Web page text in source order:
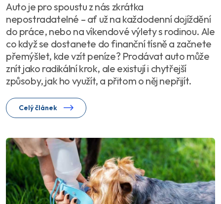
Auto je pro spoustu z nás zkrátka
nepostradatelné – ať už na každodenní dojíždění
do práce, nebo na víkendové výlety s rodinou. Ale
co když se dostanete do finanční tísně a začnete
přemýšlet, kde vzít peníze? Prodávat auto může
znít jako radikální krok, ale existují i chytřejší
způsoby, jak ho využít, a přitom o něj nepřijít.
Celý článek